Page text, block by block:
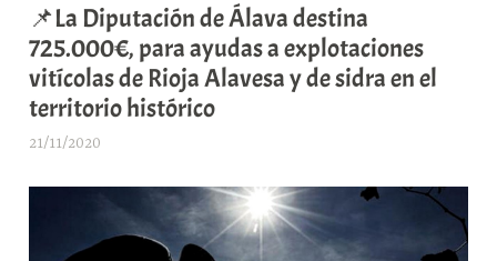
📌La Diputación de Álava destina
725.000€, para ayudas a explotaciones
vitícolas de Rioja Alavesa y de sidra en el
territorio histórico
21/11/2020